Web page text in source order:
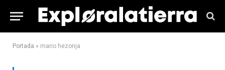
Portada » mario hezonja